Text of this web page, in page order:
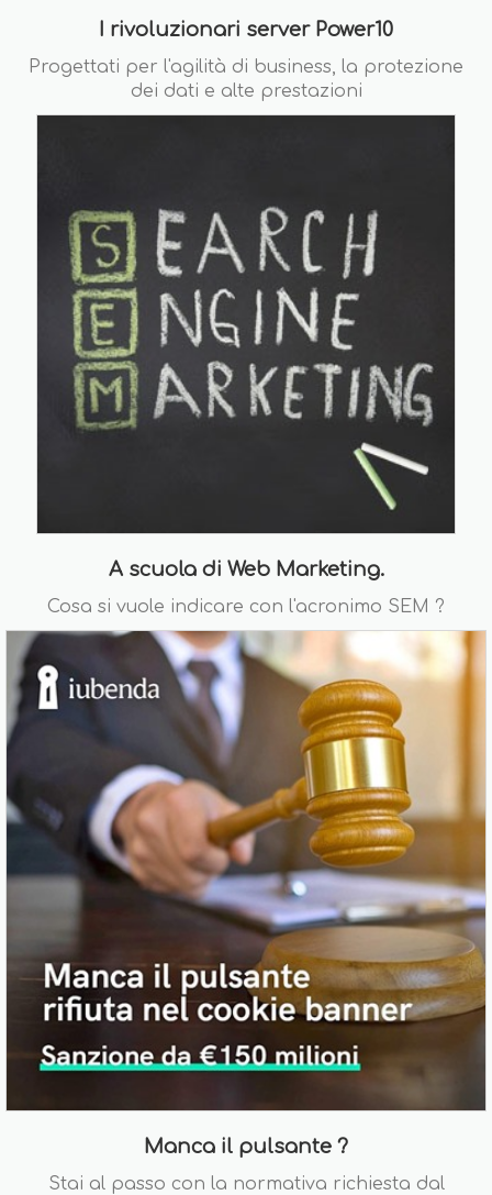
I rivoluzionari server Power10
Progettati per l'agilità di business, la protezione
dei dati e alte prestazioni
A scuola di Web Marketing.
Cosa si vuole indicare con l'acronimo SEM ?
Manca il pulsante ?
Stai al passo con la normativa richiesta dal